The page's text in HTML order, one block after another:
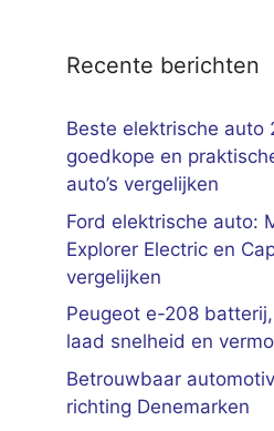
Recente berichten
Beste elektrische auto
goedkope en
auto’s vergelijken
Ford elektrische auto:
Explorer Electric en
vergelijken
Peugeot e-208
laad snelheid en
Betrouwbaar
richting Denemarken